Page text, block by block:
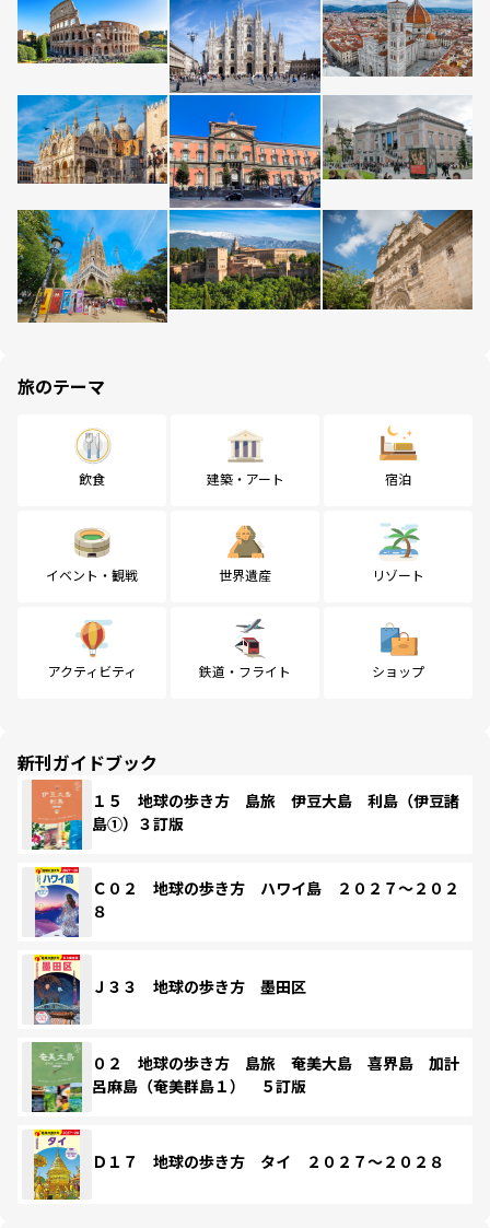
旅のテーマ
飲食 建築・アート 宿泊
イベント・観戦 世界遺産 リゾート
アクティビティ 鉄道・フライト ショップ
新刊ガイドブック
１５ 地球の歩き方 島旅 伊豆大島 利島（伊豆諸
島①）３訂版
Ｃ０２ 地球の歩き方 ハワイ島 ２０２７～２０２
８
Ｊ３３ 地球の歩き方 墨田区
０２ 地球の歩き方 島旅 奄美大島 喜界島 加計
呂麻島（奄美群島１） ５訂版
Ｄ１７ 地球の歩き方 タイ ２０２７～２０２８